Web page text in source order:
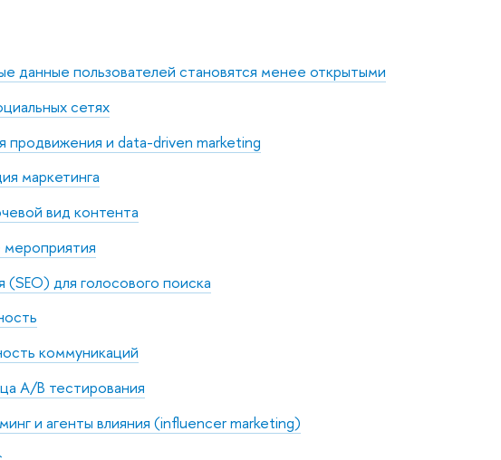
данные пользователей становятся менее открытыми
сетях
продвижения и data-driven marketing
маркетинга
вид контента
мероприятия
для голосового поиска
коммуникаций
A/B тестирования
и агенты влияния (influencer marketing)